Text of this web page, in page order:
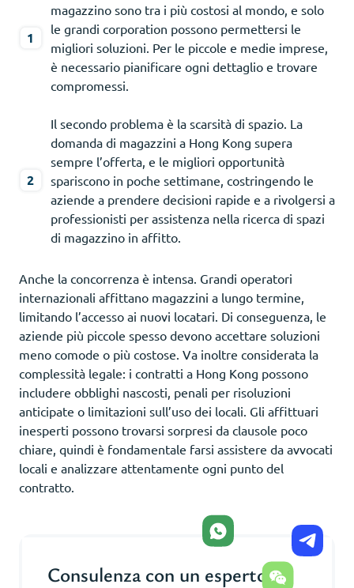
magazzino sono tra i più costosi al mondo, e solo
le grandi corporation possono permettersi le
migliori soluzioni. Per le piccole e medie imprese,
è necessario pianificare ogni dettaglio e trovare
compromessi.
Il secondo problema è la scarsità di spazio. La
domanda di magazzini a Hong Kong supera
sempre l’offerta, e le migliori opportunità
spariscono in poche settimane, costringendo le
aziende a prendere decisioni rapide e a rivolgersi a
professionisti per assistenza nella ricerca di spazi
di magazzino in affitto.
Anche la concorrenza è intensa. Grandi operatori
internazionali affittano magazzini a lungo termine,
limitando l’accesso ai nuovi locatari. Di conseguenza, le
aziende più piccole spesso devono accettare soluzioni
meno comode o più costose. Va inoltre considerata la
complessità legale: i contratti a Hong Kong possono
includere obblighi nascosti, penali per risoluzioni
anticipate o limitazioni sull’uso dei locali. Gli affittuari
inesperti possono trovarsi sorpresi da clausole poco
chiare, quindi è fondamentale farsi assistere da avvocati
locali e analizzare attentamente ogni punto del
contratto.
Consulenza con un esperto